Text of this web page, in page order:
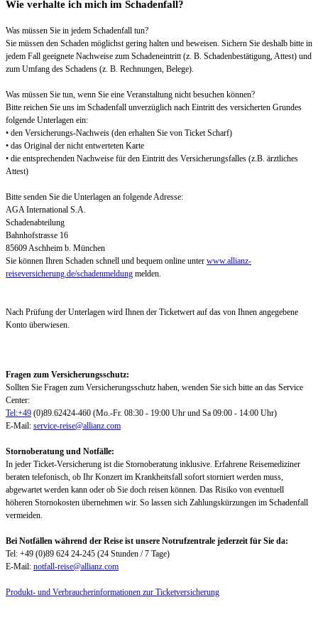
Wie verhalte ich mich im Schadenfall?
Was müssen Sie in jedem Schadenfall tun?
Sie müssen den Schaden möglichst gering halten und beweisen. Sichern Sie deshalb bitte in
jedem Fall geeignete Nachweise zum Schadeneintritt (z. B. Schadenbestätigung, Attest) und
zum Umfang des Schadens (z. B. Rechnungen, Belege).
Was müssen Sie tun, wenn Sie eine Veranstaltung nicht besuchen können?
Bitte reichen Sie uns im Schadenfall unverzüglich nach Eintritt des versicherten Grundes
folgende Unterlagen ein:
• den Versicherungs-Nachweis (den erhalten Sie von Ticket Scharf)
• das Original der nicht entwerteten Karte
• die entsprechenden Nachweise für den Eintritt des Versicherungsfalles (z.B. ärztliches
Attest)
Bitte senden Sie die Unterlagen an folgende Adresse:
AGA International S.A.
Schadenabteilung
Bahnhofstrasse 16
85609 Aschheim b. München
Sie können Ihren Schaden schnell und bequem online unter www.allianz-
reiseversicherung.de/schadenmeldung melden.
Nach Prüfung der Unterlagen wird Ihnen der Ticketwert auf das von Ihnen angegebene
Konto überwiesen.
Fragen zum Versicherungsschutz:
Sollten Sie Fragen zum Versicherungsschutz haben, wenden Sie sich bitte an das Service
Center:
Tel:+49 (0)89.62424-460 (Mo.-Fr. 08:30 - 19:00 Uhr und Sa 09:00 - 14:00 Uhr)
E-Mail: service-reise@allianz.com
Stornoberatung und Notfälle:
In jeder Ticket-Versicherung ist die Stornoberatung inklusive. Erfahrene Reisemediziner
beraten telefonisch, ob Ihr Konzert im Krankheitsfall sofort storniert werden muss,
abgewartet werden kann oder ob Sie doch reisen können. Das Risiko von eventuell
höheren Stornokosten übernehmen wir. So lassen sich Zahlungskürzungen im Schadenfall
vermeiden.
Bei Notfällen während der Reise ist unsere Notrufzentrale jederzeit für Sie da:
Tel: +49 (0)89 624 24-245 (24 Stunden / 7 Tage)
E-Mail: notfall-reise@allianz.com
Produkt- und Verbraucherinformationen zur Ticketversicherung